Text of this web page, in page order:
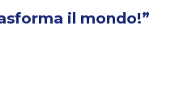
il mondo!”